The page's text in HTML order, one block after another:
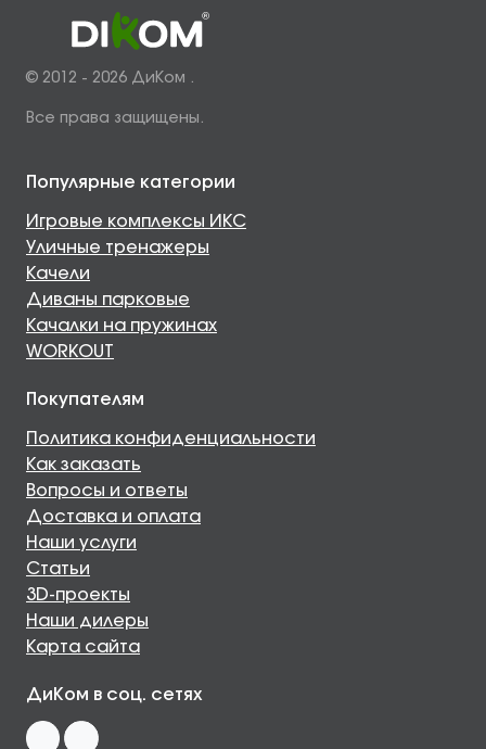
© 2012 - 2026 ДиКом .
Все права защищены.
Популярные категории
Игровые комплексы ИКС
Уличные тренажеры
Качели
Диваны парковые
Качалки на пружинах
WORKOUT
Покупателям
Политика конфиденциальности
Как заказать
Вопросы и ответы
Доставка и оплата
Наши услуги
Статьи
3D-проекты
Наши дилеры
Карта сайта
ДиКом в соц. сетях